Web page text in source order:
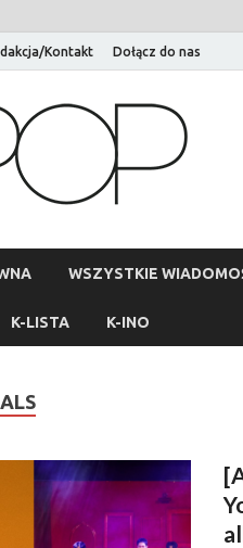
Kontakt Dołącz do nas
WSZYSTKIE
K-LISTA K-INO